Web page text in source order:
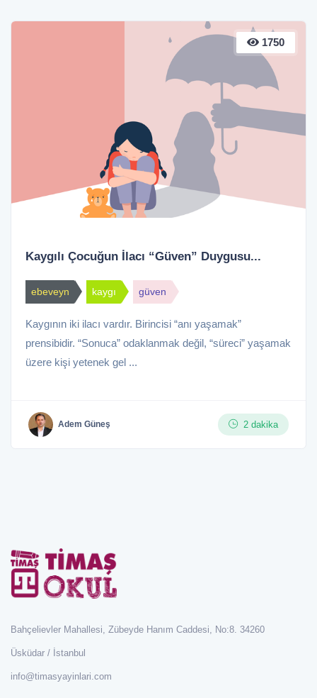
1750
Kaygılı Çocuğun İlacı “Güven” Duygusu...
ebeveyn kaygı güven
Kaygının iki ilacı vardır. Birincisi “anı yaşamak”
prensibidir. “Sonuca” odaklanmak değil, “süreci” yaşamak
üzere kişi yetenek gel ...
Adem Güneş 2 dakika
Bahçelievler Mahallesi, Zübeyde Hanım Caddesi, No:8. 34260
Üsküdar / İstanbul
info@timasyayinlari.com